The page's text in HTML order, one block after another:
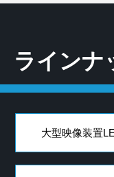
ラインナ
大型映像装置